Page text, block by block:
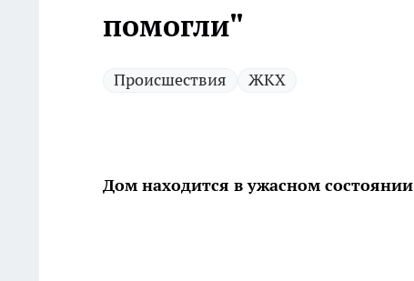
помогли"
Происшествия ЖКХ
Дом находится в ужасном состоянии